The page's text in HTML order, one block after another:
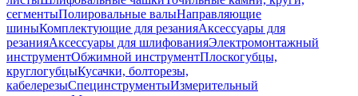
сегментыПолировальные валыНаправляющие
шиныКомплектующие для резанияАксессуары для
резанияАксессуары для шлифованияЭлектромонтажный
инструментОбжимной инструментПлоскогубцы,
круглогубцыКусачки, болторезы,
кабелерезыСпецинструментыИзмерительный